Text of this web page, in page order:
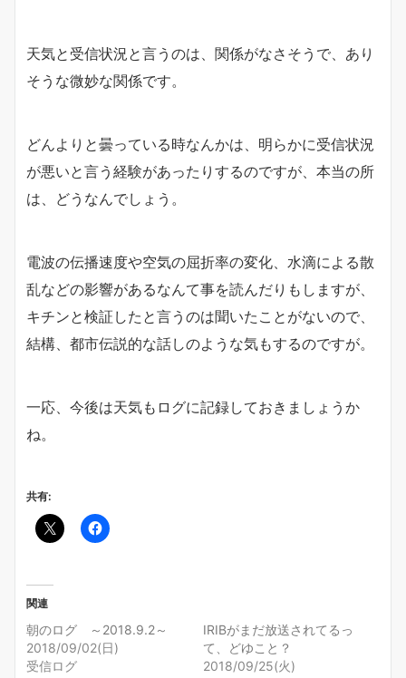
天気と受信状況と言うのは、関係がなさそうで、あり
そうな微妙な関係です。
どんよりと曇っている時なんかは、明らかに受信状況
が悪いと言う経験があったりするのですが、本当の所
は、どうなんでしょう。
電波の伝播速度や空気の屈折率の変化、水滴による散
乱などの影響があるなんて事を読んだりもしますが、
キチンと検証したと言うのは聞いたことがないので、
結構、都市伝説的な話しのような気もするのですが。
一応、今後は天気もログに記録しておきましょうか
ね。
共有:
関連
朝のログ ～2018.9.2～
2018/09/02(日)
受信ログ
IRIBがまだ放送されてるっ
て、どゆこと？
2018/09/25(火)